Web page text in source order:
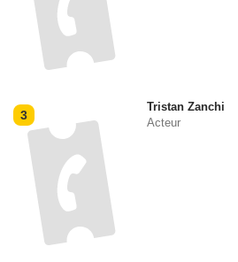
3
Tristan Zanchi
Acteur